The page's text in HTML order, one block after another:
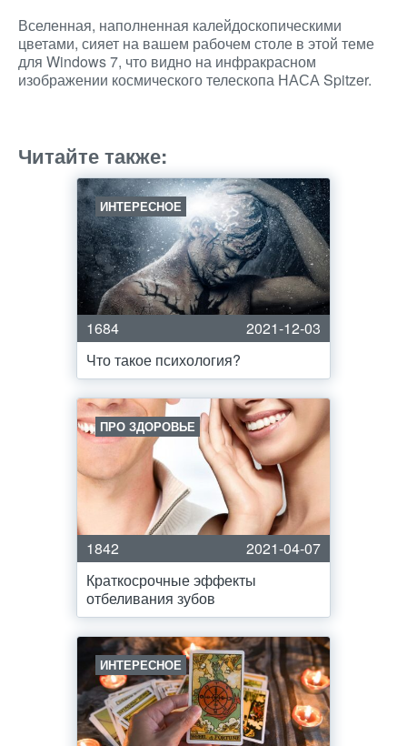
Вселенная, наполненная калейдоскопическими
цветами, сияет на вашем рабочем столе в этой теме
для Windows 7, что видно на инфракрасном
изображении космического телескопа НАСА Spitzer.
Читайте также:
ИНТЕРЕСНОЕ
1684
2021-12-03
Что такое психология?
ПРО ЗДОРОВЬЕ
1842
2021-04-07
Краткосрочные эффекты
отбеливания зубов
ИНТЕРЕСНОЕ